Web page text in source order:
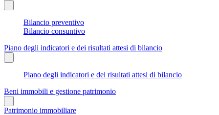
Bilancio preventivo
Bilancio consuntivo
Piano degli indicatori e dei risultati attesi di bilancio
Piano degli indicatori e dei risultati attesi di bilancio
Beni immobili e gestione patrimonio
Patrimonio immobiliare